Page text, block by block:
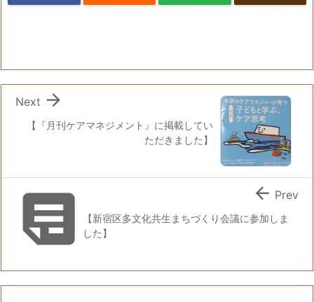
【『月刊ケアマネジメント』に掲載してい
ただきました】

Next

【新宿区多文化共生まちづくり会議に参加しま
した】
 Prev